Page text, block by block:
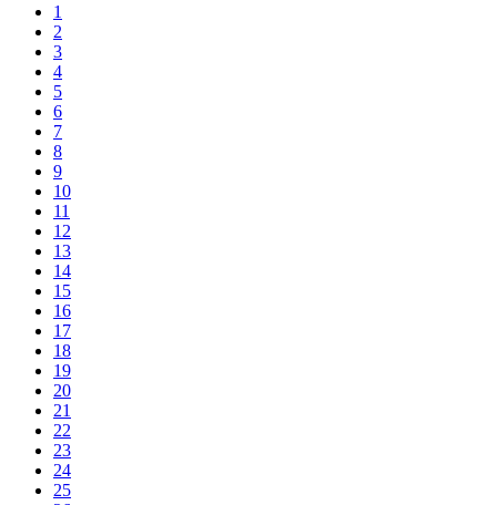
1
2
3
4
5
6
7
8
9
10
11
12
13
14
15
16
17
18
19
20
21
22
23
24
25